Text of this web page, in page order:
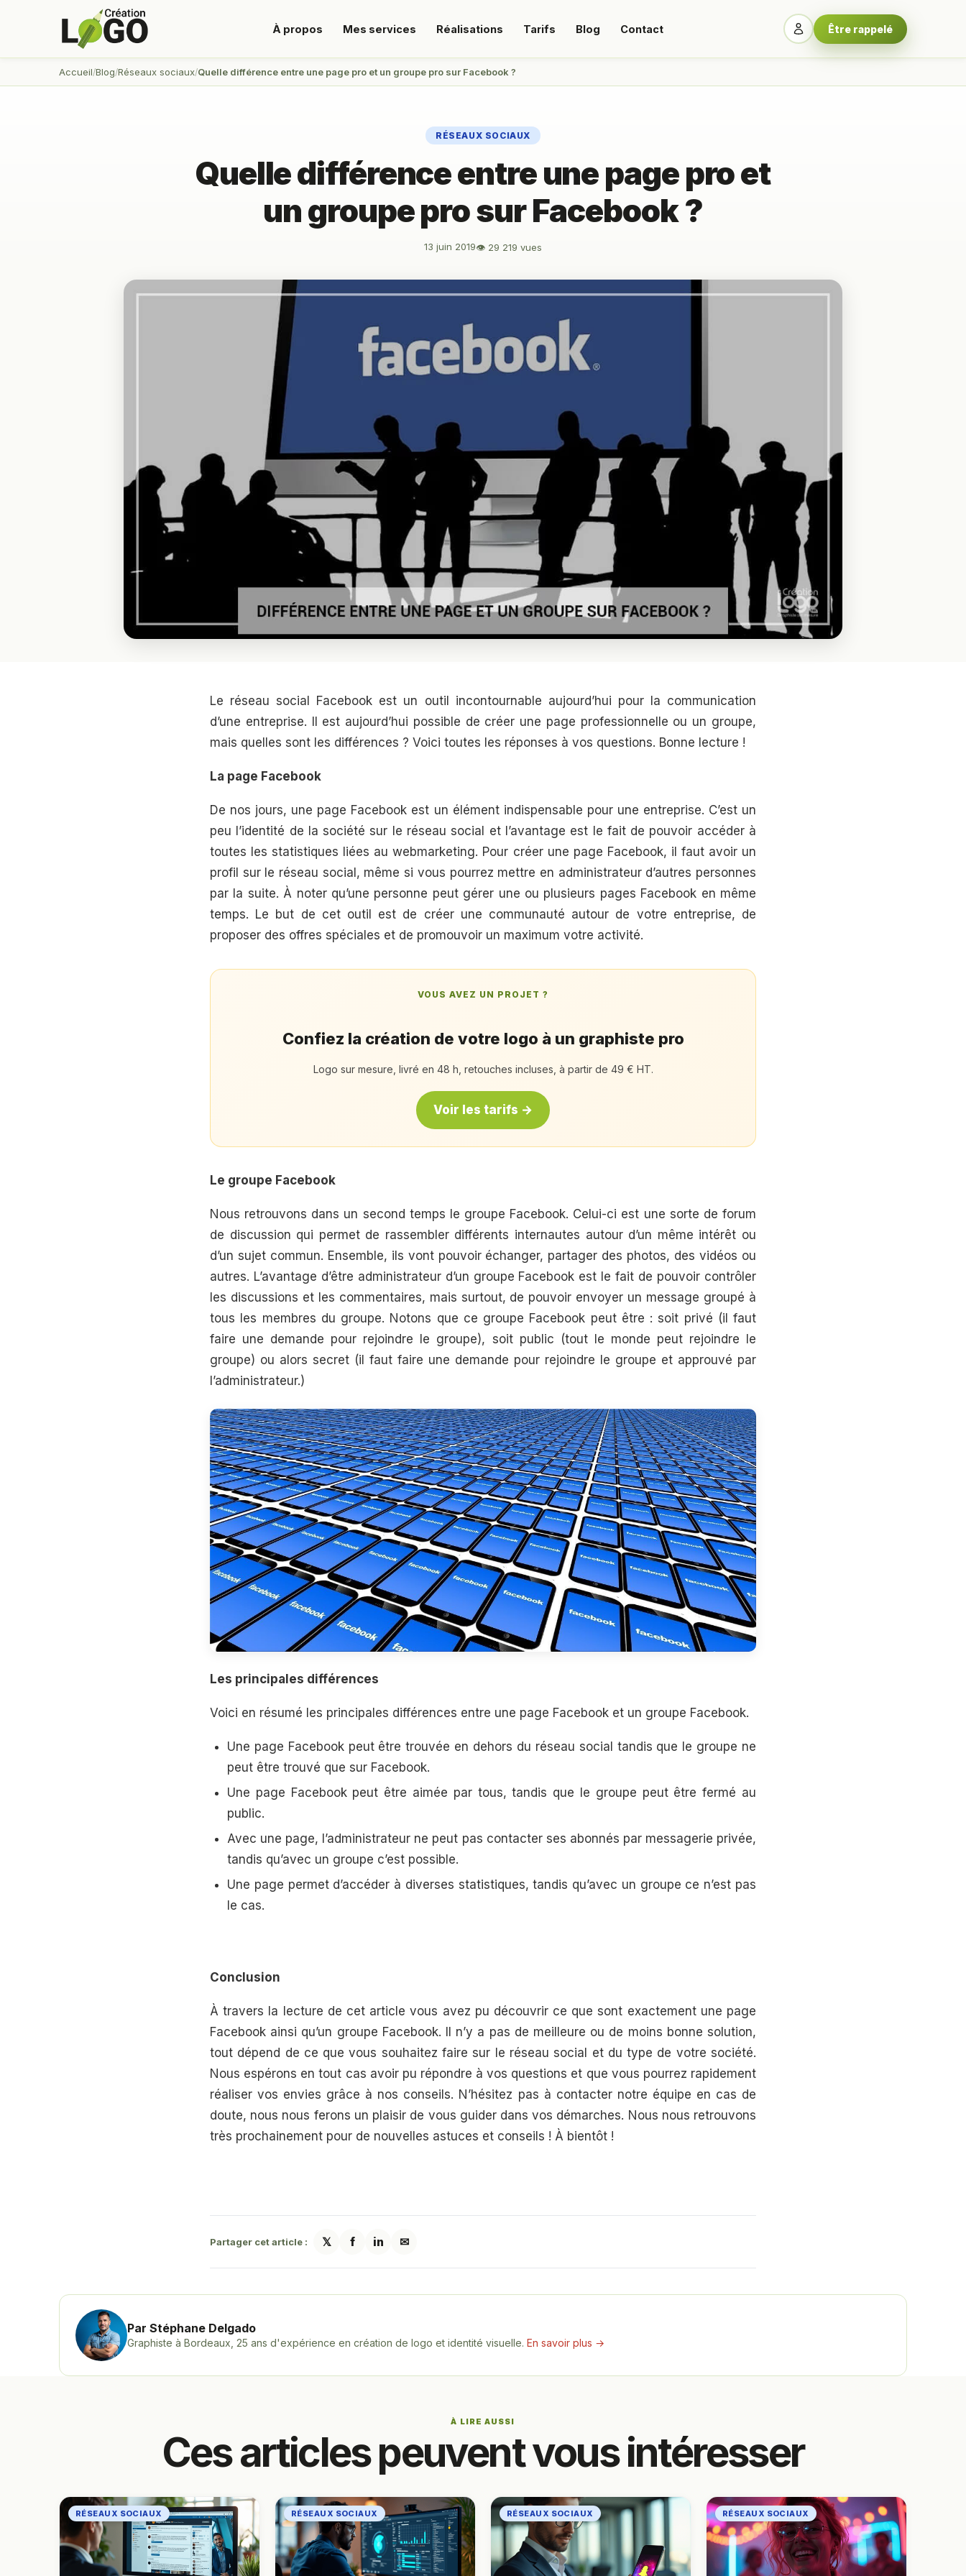
À propos Mes services Réalisations Tarifs Blog Contact Être rappelé
Accueil Blog Réseaux sociaux Quelle différence entre une page pro et un groupe pro sur Facebook ?
RÉSEAUX SOCIAUX
Quelle différence entre une page pro et
un groupe pro sur Facebook ?
13 juin 2019👁 29 219 vues
Le réseau social Facebook est un outil incontournable aujourd’hui pour la communication
d’une entreprise. Il est aujourd’hui possible de créer une page professionnelle ou un groupe,
mais quelles sont les différences ? Voici toutes les réponses à vos questions. Bonne lecture !
La page Facebook
De nos jours, une page Facebook est un élément indispensable pour une entreprise. C’est un
peu l’identité de la société sur le réseau social et l’avantage est le fait de pouvoir accéder à
toutes les statistiques liées au webmarketing. Pour créer une page Facebook, il faut avoir un
profil sur le réseau social, même si vous pourrez mettre en administrateur d’autres personnes
par la suite. À noter qu’une personne peut gérer une ou plusieurs pages Facebook en même
temps. Le but de cet outil est de créer une communauté autour de votre entreprise, de
proposer des offres spéciales et de promouvoir un maximum votre activité.
VOUS AVEZ UN PROJET ?
Confiez la création de votre logo à un graphiste pro
Logo sur mesure, livré en 48 h, retouches incluses, à partir de 49 € HT.
Voir les tarifs →
Le groupe Facebook
Nous retrouvons dans un second temps le groupe Facebook. Celui-ci est une sorte de forum
de discussion qui permet de rassembler différents internautes autour d’un même intérêt ou
d’un sujet commun. Ensemble, ils vont pouvoir échanger, partager des photos, des vidéos ou
autres. L’avantage d’être administrateur d’un groupe Facebook est le fait de pouvoir contrôler
les discussions et les commentaires, mais surtout, de pouvoir envoyer un message groupé à
tous les membres du groupe. Notons que ce groupe Facebook peut être : soit privé (il faut
faire une demande pour rejoindre le groupe), soit public (tout le monde peut rejoindre le
groupe) ou alors secret (il faut faire une demande pour rejoindre le groupe et approuvé par
l’administrateur.)
Les principales différences
Voici en résumé les principales différences entre une page Facebook et un groupe Facebook.
Une page Facebook peut être trouvée en dehors du réseau social tandis que le groupe ne
peut être trouvé que sur Facebook.
Une page Facebook peut être aimée par tous, tandis que le groupe peut être fermé au
public.
Avec une page, l’administrateur ne peut pas contacter ses abonnés par messagerie privée,
tandis qu’avec un groupe c’est possible.
Une page permet d’accéder à diverses statistiques, tandis qu’avec un groupe ce n’est pas
le cas.
Conclusion
À travers la lecture de cet article vous avez pu découvrir ce que sont exactement une page
Facebook ainsi qu’un groupe Facebook. Il n’y a pas de meilleure ou de moins bonne solution,
tout dépend de ce que vous souhaitez faire sur le réseau social et du type de votre société.
Nous espérons en tout cas avoir pu répondre à vos questions et que vous pourrez rapidement
réaliser vos envies grâce à nos conseils. N’hésitez pas à contacter notre équipe en cas de
doute, nous nous ferons un plaisir de vous guider dans vos démarches. Nous nous retrouvons
très prochainement pour de nouvelles astuces et conseils ! À bientôt !
Partager cet article : 𝕏 f in ✉
Par Stéphane Delgado
Graphiste à Bordeaux, 25 ans d'expérience en création de logo et identité visuelle. En savoir plus →
À LIRE AUSSI
Ces articles peuvent vous intéresser
RÉSEAUX SOCIAUX RÉSEAUX SOCIAUX RÉSEAUX SOCIAUX RÉSEAUX SOCIAUX